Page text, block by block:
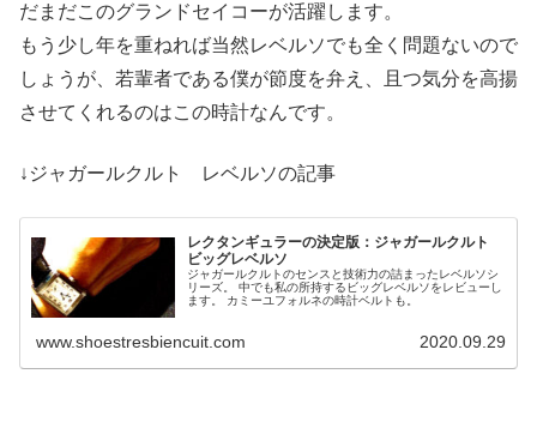
だまだこのグランドセイコーが活躍します。
もう少し年を重ねれば当然レベルソでも全く問題ないので
しょうが、若輩者である僕が節度を弁え、且つ気分を高揚
させてくれるのはこの時計なんです。
↓ジャガールクルト レベルソの記事
レクタンギュラーの決定版：ジャガールクルト
ビッグレベルソ
ジャガールクルトのセンスと技術力の詰まったレベルソシ
リーズ。 中でも私の所持するビッグレベルソをレビューし
ます。 カミーユフォルネの時計ベルトも。
www.shoestresbiencuit.com 2020.09.29